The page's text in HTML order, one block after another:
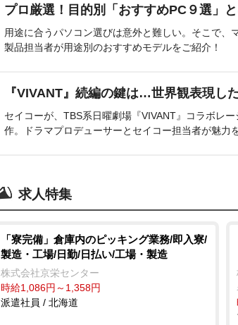
プロ厳選！目的別「おすすめPC９選」と
用途に合うパソコン選びは意外と難しい。そこで、
製品担当者が用途別のおすすめモデルをご紹介！
『VIVANT』続編の鍵は…世界観表現し
セイコーが、TBS系日曜劇場『VIVANT』コラボレ
作。ドラマプロデューサーとセイコー担当者が魅力
求人特集
「寮完備」倉庫内のピッキング業務/即入寮/
製造・工場/日勤/日払い/工場・製造
株式会社京栄センター
時給1,086円～1,358円
派遣社員 / 北海道